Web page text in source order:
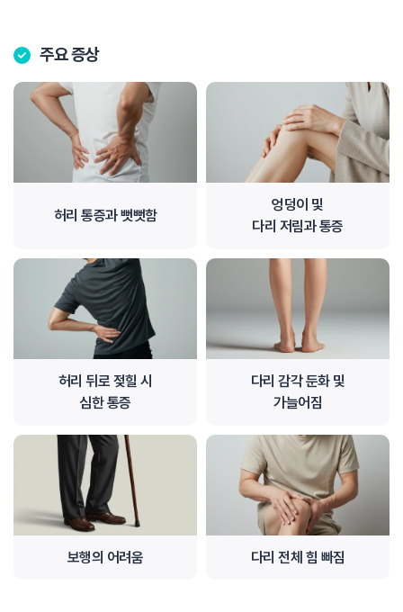
주요 증상
허리 통증과 뻣뻣함
엉덩이 및
다리 저림과 통증
허리 뒤로 젖힐 시
심한 통증
다리 감각 둔화 및
가늘어짐
보행의 어려움 다리 전체 힘 빠짐